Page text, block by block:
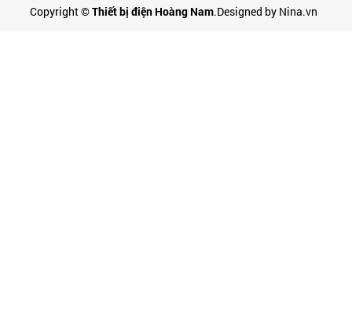
Copyright ©Thiết bị điện Hoàng Nam.Designed by Nina.vn